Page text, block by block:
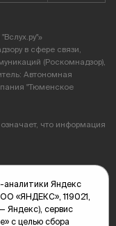
в сфере связи,
(Роскомнадзор),
Автономная
"Тюменское
что информация
28А
аналитики Яндекс
«ЯНДЕКС», 119021,
Яндекс), сервис
с целью сбора